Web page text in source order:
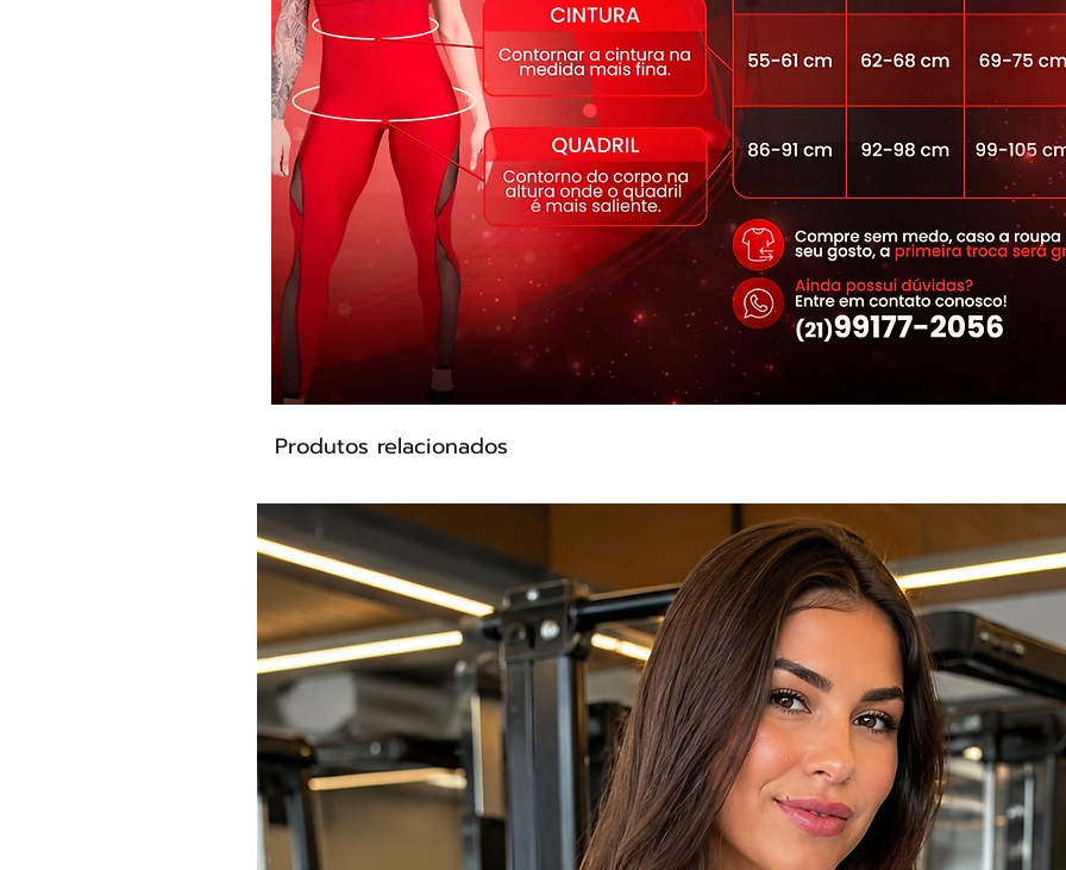
Cor: Vermelho
Modelo: L400
Tecnologia:
UV Protection - Proteção FPS 50 proporcionada pelos fios que bloqueiam a
passagem dos raios UV-a e UV-b
Transpirabilidade - Peça com alta filamentagem, que proporciona transpirabilidade,
respirabilidade e secagem rápida.
Antibactericida
Tecido com acabamento funcional, que mata germes e proporciona
proteção efetiva contra bactérias, ácaros e fungos, mantendo a higiene e evitando
odores.
Estampa:Cosmic Legacy sublimada
Produtos relacionados